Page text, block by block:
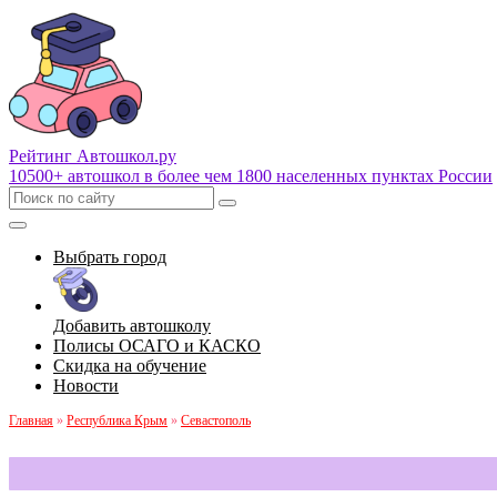
Рейтинг Автошкол.ру
10500+ автошкол в более чем 1800 населенных пунктах России
Выбрать город
Добавить автошколу
Полисы ОСАГО и КАСКО
Скидка на обучение
Новости
Главная » Республика Крым » Севастополь